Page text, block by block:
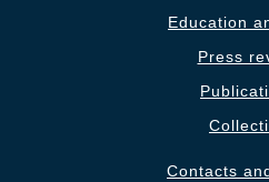
Education
Press
Contacts